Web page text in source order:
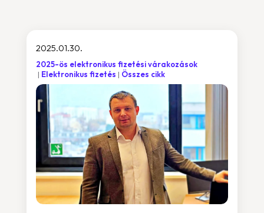
2025.01.30.
2025-ös elektronikus fizetési várakozások
Elektronikus fizetés
Összes cikk